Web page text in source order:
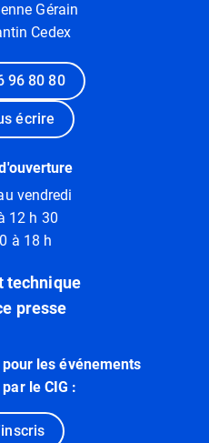
Gérain
Cedex
96 80 80
écrire
vendredi
12 h 30
à 18 h
technique
presse
les événements
le CIG :